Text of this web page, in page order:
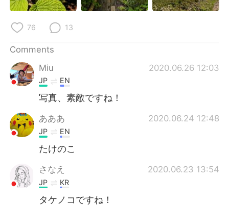
76 13
Comments
Miu
2020.06.26 12:03
JP EN
写真、素敵ですね！
あああ 2020.06.24 12:48
JP EN
たけのこ
さなえ 2020.06.23 13:54
JP KR
タケノコですね！